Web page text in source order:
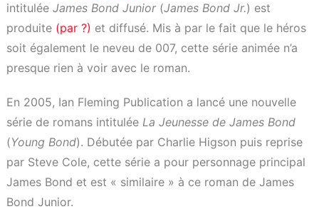
intitulée James Bond Junior(James Bond Jr.) est
produite (par ?) et diffusé. Mis à par le fait que le héros
soit également le neveu de 007, cette série animée n’a
presque rien à voir avec le roman.
En 2005, Ian Fleming Publication a lancé une nouvelle
série de romans intitulée La Jeunesse de James Bond
(Young Bond). Débutée par Charlie Higson puis reprise
par Steve Cole, cette série a pour personnage principal
James Bond et est « similaire » à ce roman de James
Bond Junior.